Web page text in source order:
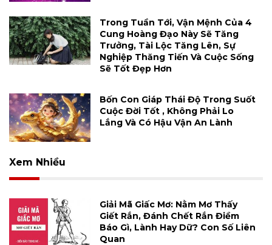
Trong Tuần Tới, Vận Mệnh Của 4
Cung Hoàng Đạo Này Sẽ Tăng
Trưởng, Tài Lộc Tăng Lên, Sự
Nghiệp Thăng Tiến Và Cuộc Sống
Sẽ Tốt Đẹp Hơn
Bốn Con Giáp Thái Độ Trong Suốt
Cuộc Đời Tốt , Không Phải Lo
Lắng Và Có Hậu Vận An Lành
Xem Nhiều
Giải Mã Giấc Mơ: Nằm Mơ Thấy
Giết Rắn, Đánh Chết Rắn Điềm
Báo Gì, Lành Hay Dữ? Con Số Liên
Quan